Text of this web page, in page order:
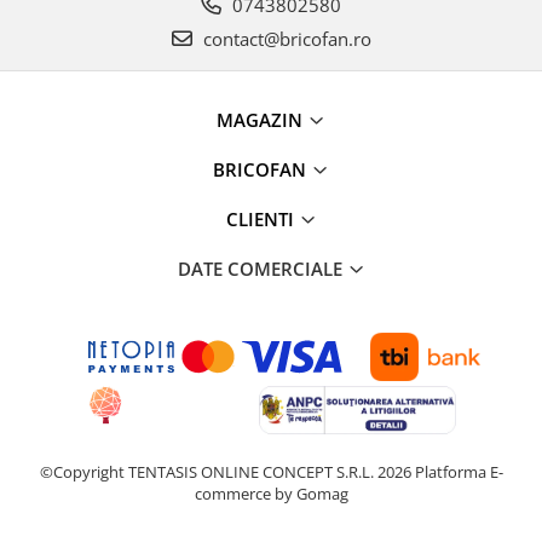
Compresoare auto si pompe
Perii de zapada si raclete
Decoratiuni, ornamente si articole
Accesorii si componente craciun
Brazi de Craciun
Costume Craciun
Decoratiuni luminoase exterioare &
Figurine muzicale
Figurine si decoratiuni Craciun
contact@bricofan.ro
MAGAZIN
BRICOFAN
CLIENTI
DATE COMERCIALE
©Copyright TENTASIS ONLINE CONCEPT S.R.L. 2026 Platforma E-
commerce by Gomag